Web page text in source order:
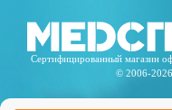
Сертифицированный магазин
© 2006-2026